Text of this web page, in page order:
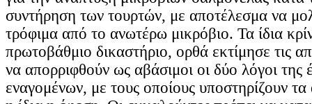
συντήρηση των τουρτών, με αποτέλεσμα να
τρόφιμα από το ανωτέρω μικρόβιο. Τα ίδια
πρωτοβάθμιο δικαστήριο, ορθά εκτίμησε τις
να απορριφθούν ως αβάσιμοι οι δύο λόγοι της
εναγομένων, με τους οποίους υποστηρίζουν τα